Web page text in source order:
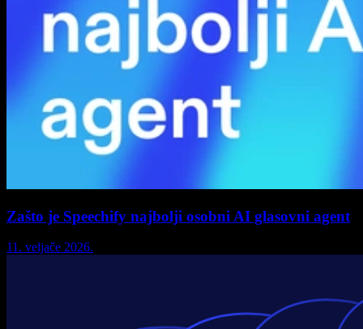
Zašto je Speechify najbolji osobni AI glasovni agent
11. veljače 2026.